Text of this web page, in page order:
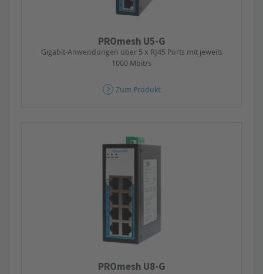
PROmesh U5-G
Gigabit-Anwendungen über 5 x RJ45 Ports mit jeweils
1000 Mbit/s
Zum Produkt
PROmesh U8-G